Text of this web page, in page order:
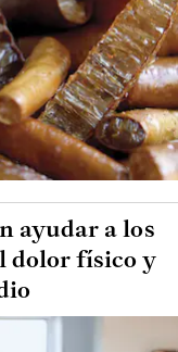
ayudar a los
dolor físico y